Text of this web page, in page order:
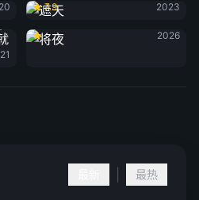
7.9
2023
将夜
2026
最热